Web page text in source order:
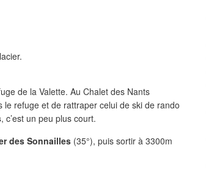
de la Valette. Au Chalet des Nants
le refuge et de rattraper celui de ski de rando
, c’est un peu plus court.
des Sonnailles (35°), puis sortir à 3300m